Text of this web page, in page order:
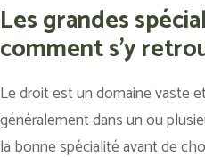
Les grandes
comment s'y
Le droit est un domaine vaste
généralement dans un ou
la bonne spécialité avant de